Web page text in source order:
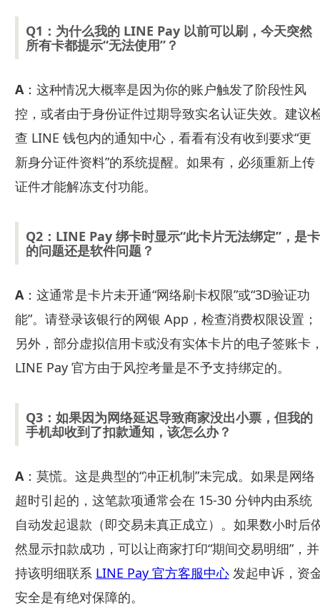
Q1：为什么我的 LINE Pay 以前可以刷，今天突然
所有卡都提示“无法使用”？
A：这种情况大概率是因为你的账户触发了阶段性风
控，或者由于身份证件过期导致实名认证失效。建议
查 LINE 钱包内的通知中心，看看有没有收到要求“更
新身分证件资料”的系统提醒。如果有，必须重新上传
证件才能解冻支付功能。
Q2：LINE Pay 绑卡时显示“此卡片无法绑定”，是卡
的问题还是软件问题？
A：这通常是卡片未开通“网络刷卡权限”或“3D验证功
能”。请登录该银行的网银 App，检查消费权限设置；
另外，部分虚拟信用卡或没有实体卡片的电子签账卡
LINE Pay 官方由于风控考量是不予支持绑定的。
Q3：如果因为网络延迟导致商家没出小票，但我的
手机却收到了扣款通知，该怎么办？
A：莫慌。这是典型的“冲正机制”未完成。如果是网络
超时引起的，这笔款项通常会在 15-30 分钟内由系统
自动发起退款（即交易未真正成立）。如果数小时后
然显示扣款成功，可以让商家打印“期间交易明细”，并
持该明细联系 LINE Pay 官方客服中心发起申诉，资
安全是有绝对保障的。